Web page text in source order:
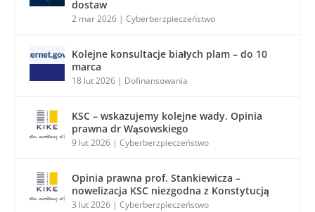
dostaw
2 mar 2026 |Cyberberzpieczeństwo
Kolejne konsultacje białych plam – do 10
marca
18 lut 2026 | Dofinansowania
KSC – wskazujemy kolejne wady. Opinia
prawna dr Wąsowskiego
9 lut 2026 |Cyberberzpieczeństwo
Opinia prawna prof. Stankiewicza –
nowelizacja KSC niezgodna z Konstytucją
3 lut 2026 |Cyberberzpieczeństwo